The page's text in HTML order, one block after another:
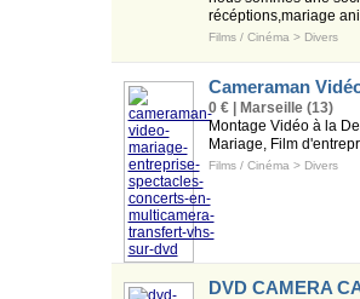
récéptions,mariage
Films / Cinéma > Divers
Cameraman
0 € | Marseille (13)
Montage Vidéo à la
Mariage, Film
Films / Cinéma > Divers
DVD CAMERA